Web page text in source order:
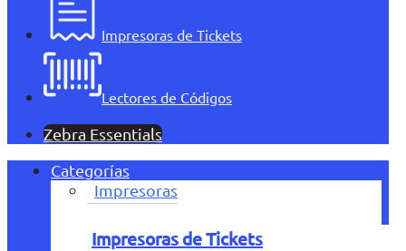
Impresoras de Tickets
Lectores de Códigos
Zebra Essentials
Categorías
Impresoras
Impresoras de Tickets